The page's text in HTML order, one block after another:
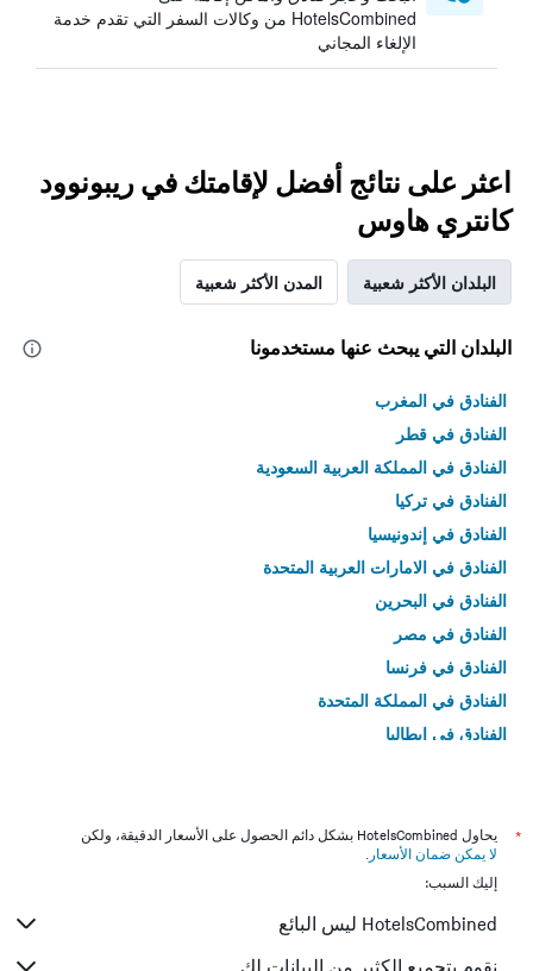
HotelsCombined من وكالات السفر التي تقدم خدمة
الإلغاء المجاني
اعثر على نتائج أفضل لإقامتك في ريبونوود
كانتري هاوس
البلدان الأكثر شعبية المدن الأكثر شعبية
البلدان التي يبحث عنها مستخدمونا
الفنادق في المغرب
الفنادق في قطر
الفنادق في المملكة العربية السعودية
الفنادق في تركيا
الفنادق في إندونيسيا
الفنادق في الامارات العربية المتحدة
الفنادق في البحرين
الفنادق في مصر
الفنادق في فرنسا
الفنادق في المملكة المتحدة
الفنادق في إيطاليا
*
يحاول HotelsCombined بشكل دائم الحصول على الأسعار الدقيقة، ولكن
لا يمكن ضمان الأسعار .
إليك السبب:
HotelsCombined ليس البائع
نقوم بتجميع الكثير من البيانات لك